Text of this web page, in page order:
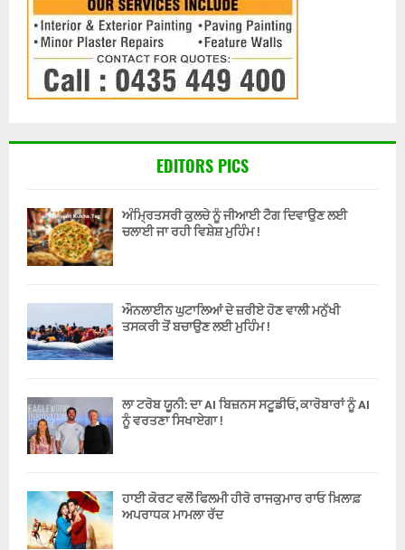
EDITORS PICS
ਅੰਮ੍ਰਿਤਸਰੀ ਕੁਲਚੇ ਨੂੰ ਜੀਆਈ ਟੈਗ ਦਿਵਾਉਣ ਲਈ
ਚਲਾਈ ਜਾ ਰਹੀ ਵਿਸ਼ੇਸ਼ ਮੁਹਿੰਮ !
ਔਨਲਾਈਨ ਘੁਟਾਲਿਆਂ ਦੇ ਜ਼ਰੀਏ ਹੋਣ ਵਾਲੀ ਮਨੁੱਖੀ
ਤਸਕਰੀ ਤੋਂ ਬਚਾਉਣ ਲਈ ਮੁਹਿੰਮ !
ਲਾ ਟਰੋਬ ਯੂਨੀ: ਦਾ AI ਬਿਜ਼ਨਸ ਸਟੂਡੀਓ, ਕਾਰੋਬਾਰਾਂ ਨੂੰ AI
ਨੂੰ ਵਰਤਣਾ ਸਿਖਾਏਗਾ !
ਹਾਈ ਕੋਰਟ ਵਲੋਂ ਫਿਲਮੀ ਹੀਰੋ ਰਾਜਕੁਮਾਰ ਰਾਓ ਖ਼ਿਲਾਫ਼
ਅਪਰਾਧਕ ਮਾਮਲਾ ਰੱਦ